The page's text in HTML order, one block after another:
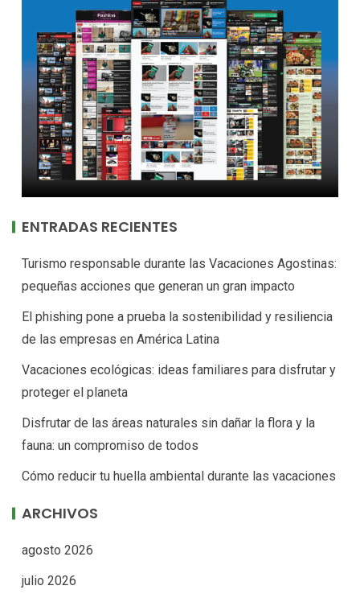
ENTRADAS RECIENTES
Turismo responsable durante las Vacaciones Agostinas:
pequeñas acciones que generan un gran impacto
El phishing pone a prueba la sostenibilidad y resiliencia
de las empresas en América Latina
Vacaciones ecológicas: ideas familiares para disfrutar y
proteger el planeta
Disfrutar de las áreas naturales sin dañar la flora y la
fauna: un compromiso de todos
Cómo reducir tu huella ambiental durante las vacaciones
ARCHIVOS
agosto 2026
julio 2026